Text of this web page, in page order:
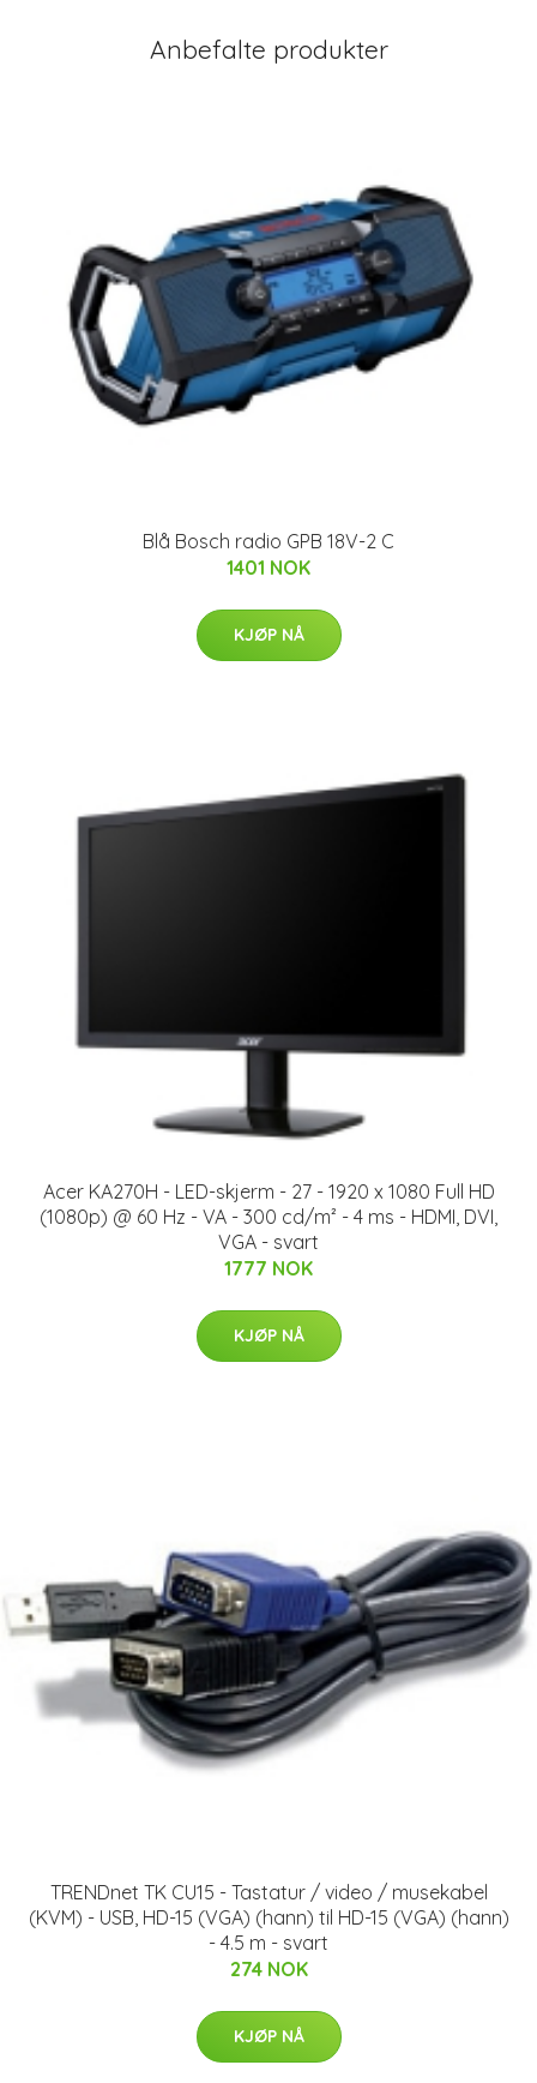
Anbefalte produkter
Blå Bosch radio GPB 18V-2 C
1401 NOK
KJØP NÅ
Acer KA270H - LED-skjerm - 27 - 1920 x 1080 Full HD
(1080p) @ 60 Hz - VA - 300 cd/m² - 4 ms - HDMI, DVI,
VGA - svart
1777 NOK
KJØP NÅ
TRENDnet TK CU15 - Tastatur / video / musekabel
(KVM) - USB, HD-15 (VGA) (hann) til HD-15 (VGA) (hann)
- 4.5 m - svart
274 NOK
KJØP NÅ